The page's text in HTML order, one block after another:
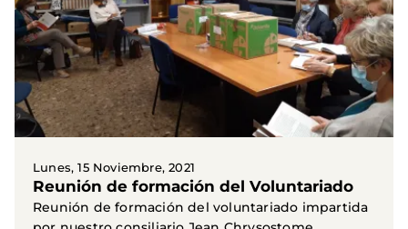
Lunes, 15 Noviembre, 2021
Reunión de formación del Voluntariado
Reunión de formación del voluntariado impartida